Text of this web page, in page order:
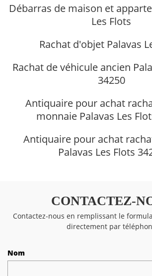
Débarras de maison et
Les Flots
Rachat d'objet Palavas
Rachat de véhicule ancien
34250
Antiquaire pour achat
monnaie Palavas Les
Antiquaire pour achat
Palavas Les Flots
CONTACTEZ-
Contactez-nous en remplissant le
directement par
Nom